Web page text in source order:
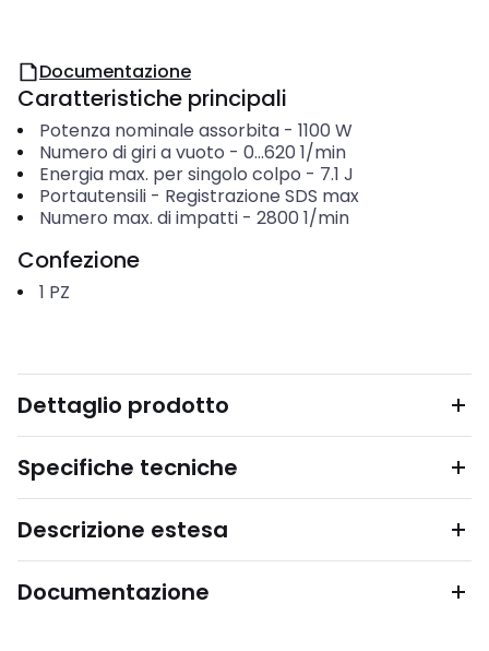
Documentazione
Caratteristiche principali
Potenza nominale assorbita- 1100 W
Numero di giri a vuoto - 0...620 1/min
Energia max. per singolo colpo - 7.1 J
Portautensili- Registrazione SDS max
Numero max. di impatti- 2800 1/min
Confezione
1 PZ
Dettaglio prodotto
Specifiche tecniche
Descrizione estesa
Documentazione